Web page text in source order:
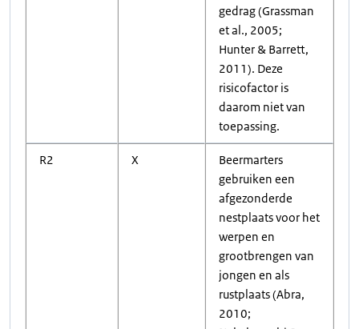
gedrag (Grassman
et al., 2005;
Hunter & Barrett,
2011). Deze
risicofactor is
daarom niet van
toepassing.
R2 X
Beermarters
gebruiken een
afgezonderde
nestplaats voor het
werpen en
grootbrengen van
jongen en als
rustplaats (Abra,
2010;